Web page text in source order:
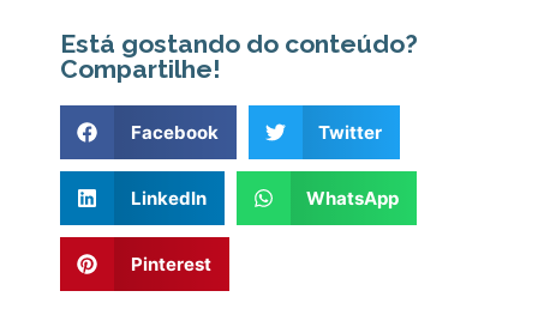
Está gostando do conteúdo?
Compartilhe!
Facebook Twitter
LinkedIn WhatsApp
Pinterest